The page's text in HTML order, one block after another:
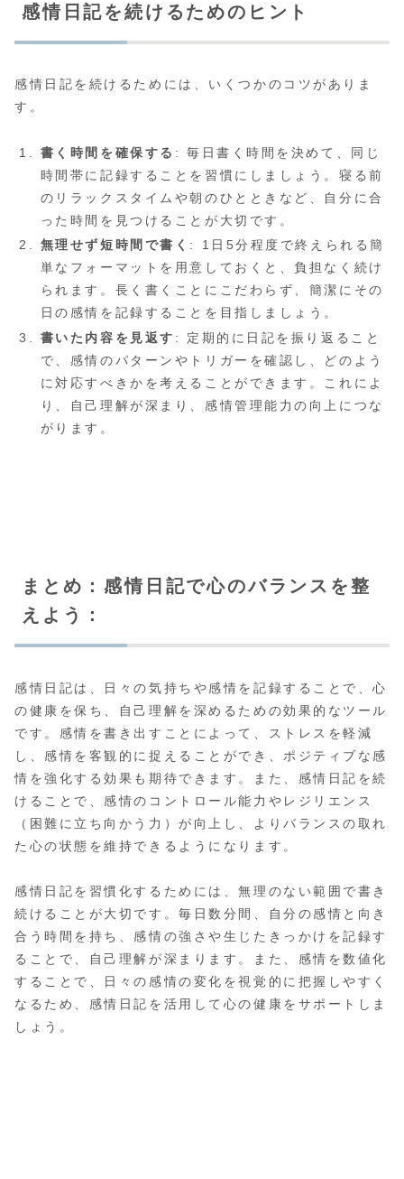
感情日記を続けるためのヒント
感情日記を続けるためには、いくつかのコツがありま
す。
書く時間を確保する : 毎日書く時間を決めて、同じ
時間帯に記録することを習慣にしましょう。寝る前
のリラックスタイムや朝のひとときなど、自分に合
った時間を見つけることが大切です。
無理せず短時間で書く : 1日5分程度で終えられる簡
単なフォーマットを用意しておくと、負担なく続け
られます。長く書くことにこだわらず、簡潔にその
日の感情を記録することを目指しましょう。
書いた内容を見返す : 定期的に日記を振り返ること
で、感情のパターンやトリガーを確認し、どのよう
に対応すべきかを考えることができます。これによ
り、自己理解が深まり、感情管理能力の向上につな
がります。
まとめ：感情日記で心のバランスを整
えよう：
感情日記は、日々の気持ちや感情を記録することで、心
の健康を保ち、自己理解を深めるための効果的なツール
です。感情を書き出すことによって、ストレスを軽減
し、感情を客観的に捉えることができ、ポジティブな感
情を強化する効果も期待できます。また、感情日記を続
けることで、感情のコントロール能力やレジリエンス
（困難に立ち向かう力）が向上し、よりバランスの取れ
た心の状態を維持できるようになります。
感情日記を習慣化するためには、無理のない範囲で書き
続けることが大切です。毎日数分間、自分の感情と向き
合う時間を持ち、感情の強さや生じたきっかけを記録す
ることで、自己理解が深まります。また、感情を数値化
することで、日々の感情の変化を視覚的に把握しやすく
なるため、感情日記を活用して心の健康をサポートしま
しょう。